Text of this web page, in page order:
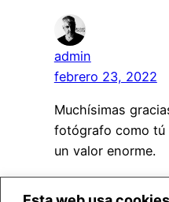
admin
febrero 23, 2022
Muchísimas
fotógrafo como tú
un valor enorme.